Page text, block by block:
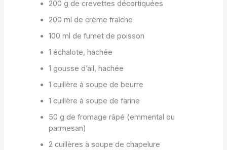
200 g de crevettes décortiquées
200 ml de crème fraîche
100 ml de fumet de poisson
1 échalote, hachée
1 gousse d’ail, hachée
1 cuillère à soupe de beurre
1 cuillère à soupe de farine
50 g de fromage râpé (emmental ou
parmesan)
2 cuillères à soupe de chapelure